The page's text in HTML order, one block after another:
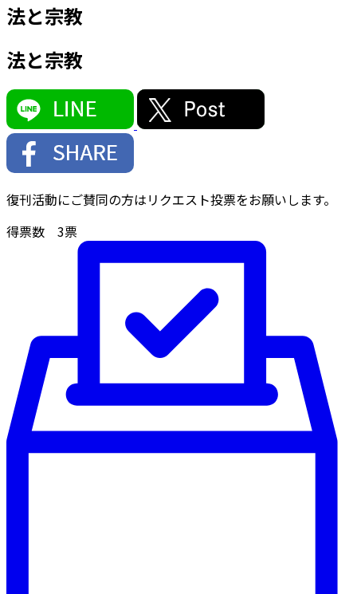
法と宗教
法と宗教
復刊活動にご賛同の方はリクエスト投票をお願いします。
得票数 3票